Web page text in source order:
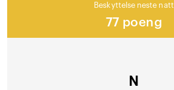
Beskyttelse neste natt
77 poeng
N